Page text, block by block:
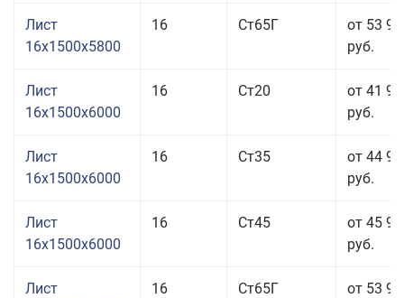
Лист
16x1500x5800
16 Ст65Г
от 53
руб.
Лист
16x1500x6000
16 Ст20
от 41
руб.
Лист
16x1500x6000
16 Ст35
от 44
руб.
Лист
16x1500x6000
16 Ст45
от 45
руб.
Лист
16 Ст65Г
от 53